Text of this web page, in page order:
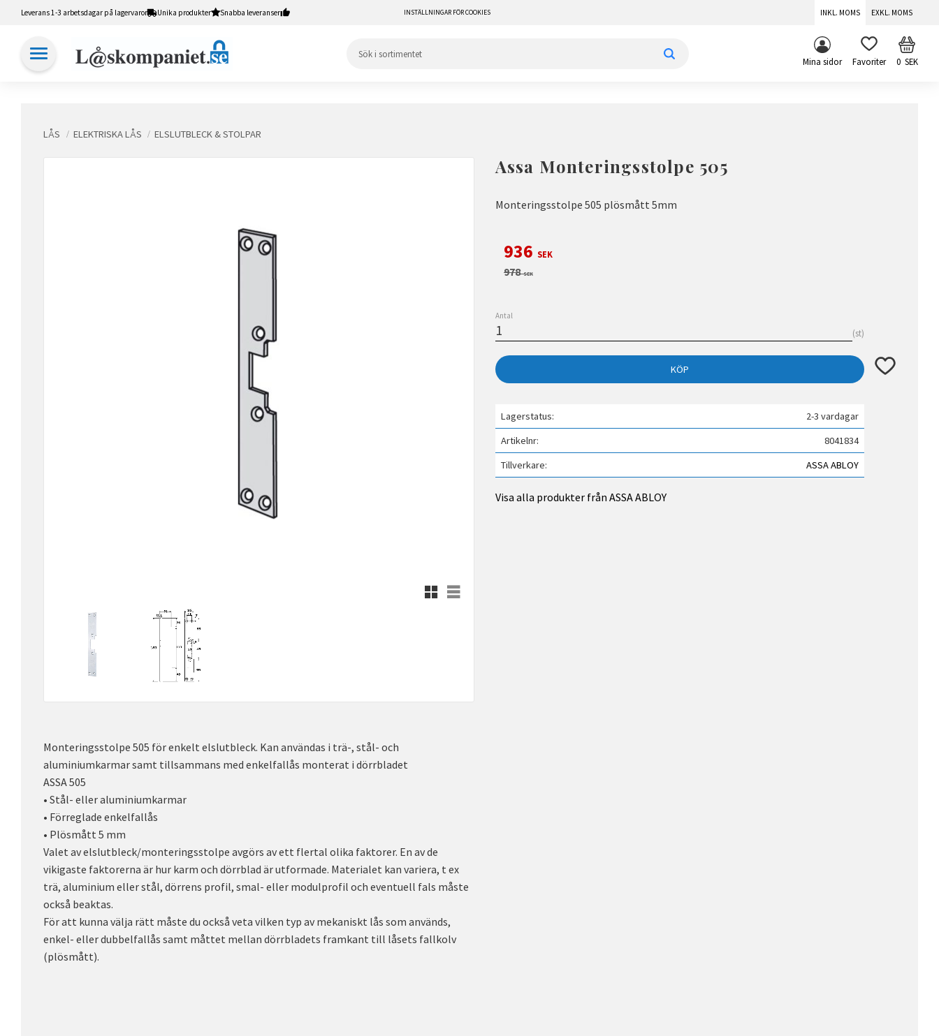
Leverans 1-3 arbetsdagar på lagervaror Unika produkter Snabba leveranser INSTÄLLNINGAR FÖR COOKIES INKL. MOMS EXKL. MOMS
Mina sidor FAVORITER 0SEK
LÅS ELEKTRISKA LÅS ELSLUTBLECK & STOLPAR
Assa Monteringsstolpe 505
Monteringsstolpe 505 plösmått 5mm
Rutnätsvy
Listvy
Nedsatt pris:
936 SEK
Ordinarie pris:
978SEK
Antal
st
KÖP Lägg till i
Lagerstatus
2-3 vardagar
Artikelnr
8041834
Tillverkare
ASSA ABLOY
Visa alla produkter från ASSA ABLOY
Monteringsstolpe 505 för enkelt elslutbleck. Kan användas i trä-, stål- och
aluminiumkarmar samt tillsammans med enkelfallås monterat i dörrbladet
ASSA 505
• Stål- eller aluminiumkarmar
• Förreglade enkelfallås
• Plösmått 5 mm
Valet av elslutbleck/monteringsstolpe avgörs av ett flertal olika faktorer. En av de
vikigaste faktorerna är hur karm och dörrblad är utformade. Materialet kan variera, t ex
trä, aluminium eller stål, dörrens profil, smal- eller modulprofil och eventuell fals måste
också beaktas.
För att kunna välja rätt måste du också veta vilken typ av mekaniskt lås som används,
enkel- eller dubbelfallås samt måttet mellan dörrbladets framkant till låsets fallkolv
(plösmått).